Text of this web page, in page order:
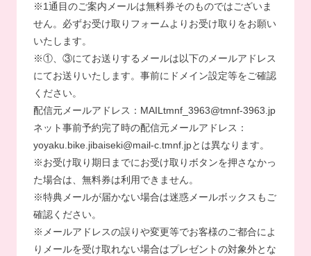
※1通目のご案内メールは無料券そのものではございま
せん。必ずお受け取りフォームよりお受け取りをお願い
いたします。
※①、③にてお送りするメールは以下のメールアドレス
にてお送りいたします。事前にドメイン設定等をご確認
ください。
配信元メールアドレス：MAILtmnf_3963@tmnf-3963.jp
ネット事前予約完了時の配信元メールアドレス：
yoyaku.bike.jibaiseki@mail-c.tmnf.jpとは異なります。
※お受け取り期日までにお受け取りボタンを押さなかっ
た場合は、無料券は利用できません。
※特典メールが届かない場合は迷惑メールボックスもご
確認ください。
※メールアドレスの誤りや変更等でお客様のご都合によ
りメールを受け取れない場合はプレゼントの対象外とな